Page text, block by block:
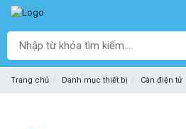
Trang chủ Danh mục thiết bị Cân điện tử